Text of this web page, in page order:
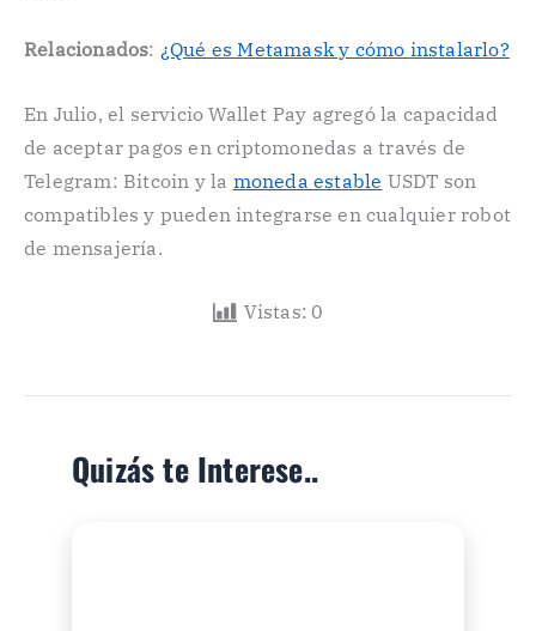
Relacionados: ¿Qué es Metamask y cómo instalarlo?
En Julio, el servicio Wallet Pay agregó la capacidad
de aceptar pagos en criptomonedas a través de
Telegram: Bitcoin y la moneda estable USDT son
compatibles y pueden integrarse en cualquier robot
de mensajería.
Vistas: 0
Quizás te Interese..